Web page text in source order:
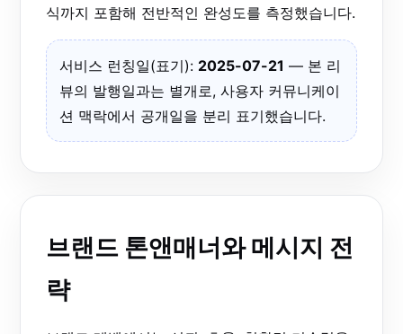
식까지 포함해 전반적인 완성도를 측정했습니다.
서비스 런칭일(표기): 2025-07-21 — 본 리
뷰의 발행일과는 별개로, 사용자 커뮤니케이
션 맥락에서 공개일을 분리 표기했습니다.
브랜드 톤앤매너와 메시지 전
략